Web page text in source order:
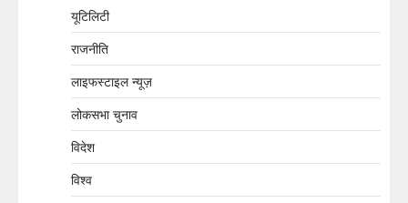
यूटिलिटी
राजनीति
लाइफस्टाइल न्यूज़
लोकसभा चुनाव
विदेश
विश्व